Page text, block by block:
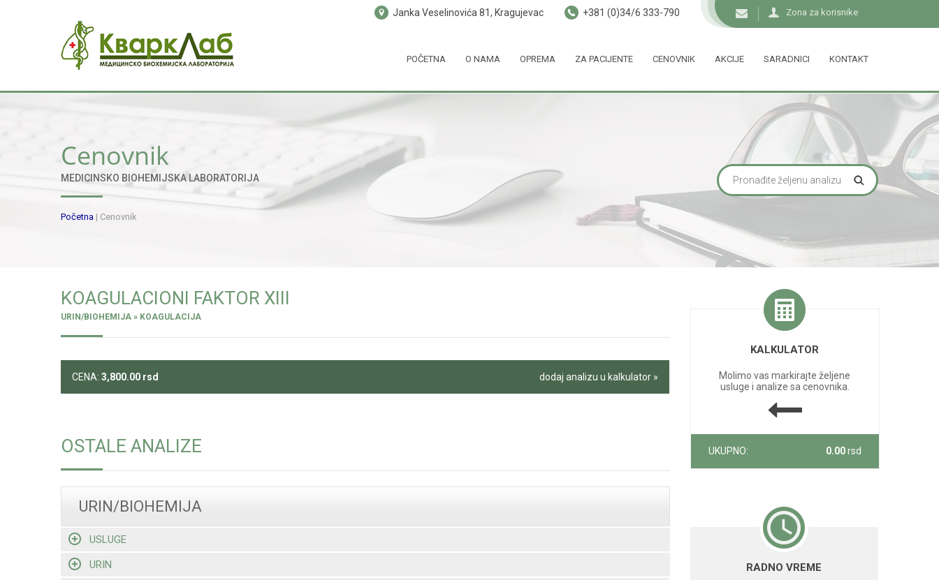
Zona za korisnike
Janka Veselinovića 81, Kragujevac +381 (0)34/6 333-790
POČETNA O NAMA OPREMA ZA PACIJENTE CENOVNIK AKCIJE SARADNICI KONTAKT
Cenovnik
MEDICINSKO BIOHEMIJSKA LABORATORIJA
Početna | Cenovnik
KOAGULACIONI FAKTOR XIII
URIN/BIOHEMIJA » KOAGULACIJA
CENA: 3,800.00 rsd dodaj analizu u kalkulator »
OSTALE ANALIZE
URIN/BIOHEMIJA
USLUGE
URIN
KALKULATOR
Molimo vas markirajte željene
usluge i analize sa cenovnika.
UKUPNO: 0.00rsd
RADNO VREME